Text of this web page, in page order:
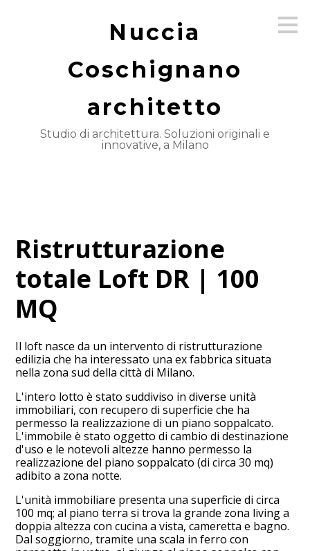
Nuccia
Coschignano
architetto
Studio di architettura. Soluzioni originali e
innovative, a Milano
HOME
Ristrutturazione
totale Loft DR | 100
MQ
Il loft nasce da un intervento di ristrutturazione
edilizia che ha interessato una ex fabbrica situata
nella zona sud della città di Milano.
L'intero lotto è stato suddiviso in diverse unità
immobiliari, con recupero di superficie che ha
permesso la realizzazione di un piano soppalcato.
L'immobile è stato oggetto di cambio di destinazione
d'uso e le notevoli altezze hanno permesso la
realizzazione del piano soppalcato (di circa 30 mq)
adibito a zona notte.
L'unità immobiliare presenta una superficie di circa
100 mq; al piano terra si trova la grande zona living a
doppia altezza con cucina a vista, cameretta e bagno.
Dal soggiorno, tramite una scala in ferro con